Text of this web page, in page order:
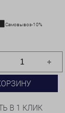
Самовывоз-10%
В 1 КЛИК